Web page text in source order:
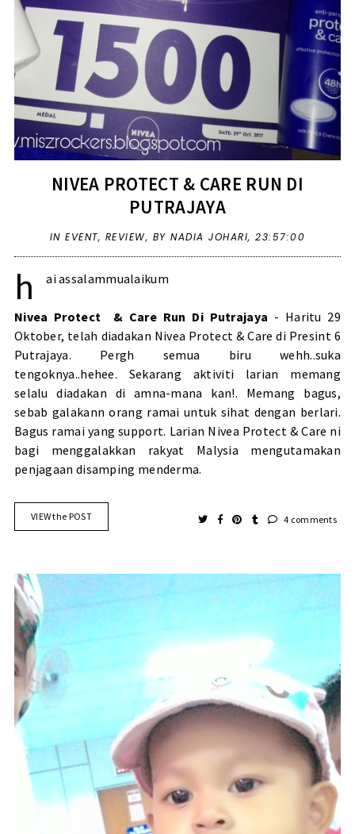
NIVEA PROTECT & CARE RUN DI
PUTRAJAYA
INEVENT, REVIEW, BY NADIA JOHARI,23:57:00
h ai assalammualaikum
Nivea Protect & Care Run Di Putrajaya - Haritu 29
Oktober, telah diadakan Nivea Protect & Care di Presint 6
Putrajaya. Pergh semua biru wehh..suka
tengoknya..hehee. Sekarang aktiviti larian memang
selalu diadakan di amna-mana kan!. Memang bagus,
sebab galakann orang ramai untuk sihat dengan berlari.
Bagus ramai yang support. Larian Nivea Protect & Care ni
bagi menggalakkan rakyat Malysia mengutamakan
penjagaan disamping menderma.
VIEW the POST 4 comments